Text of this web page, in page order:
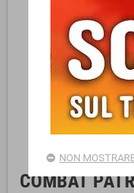
COMBAT
NON